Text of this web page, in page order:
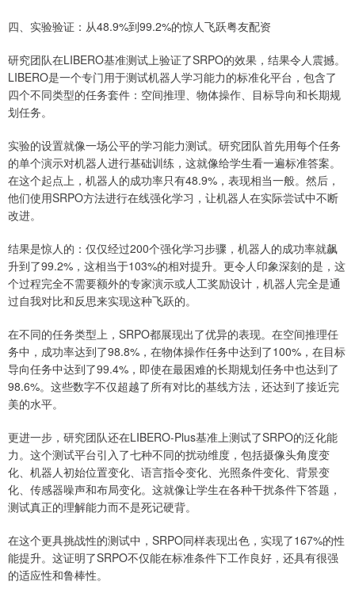
四、实验验证：从48.9%到99.2%的惊人飞跃粤友配资
研究团队在LIBERO基准测试上验证了SRPO的效果，结果令人震撼。
LIBERO是一个专门用于测试机器人学习能力的标准化平台，包含了
四个不同类型的任务套件：空间推理、物体操作、目标导向和长期规
划任务。
实验的设置就像一场公平的学习能力测试。研究团队首先用每个任务
的单个演示对机器人进行基础训练，这就像给学生看一遍标准答案。
在这个起点上，机器人的成功率只有48.9%，表现相当一般。然后，
他们使用SRPO方法进行在线强化学习，让机器人在实际尝试中不断
改进。
结果是惊人的：仅仅经过200个强化学习步骤，机器人的成功率就飙
升到了99.2%，这相当于103%的相对提升。更令人印象深刻的是，这
个过程完全不需要额外的专家演示或人工奖励设计，机器人完全是通
过自我对比和反思来实现这种飞跃的。
在不同的任务类型上，SRPO都展现出了优异的表现。在空间推理任
务中，成功率达到了98.8%，在物体操作任务中达到了100%，在目标
导向任务中达到了99.4%，即使在最困难的长期规划任务中也达到了
98.6%。这些数字不仅超越了所有对比的基线方法，还达到了接近完
美的水平。
更进一步，研究团队还在LIBERO-Plus基准上测试了SRPO的泛化能
力。这个测试平台引入了七种不同的扰动维度，包括摄像头角度变
化、机器人初始位置变化、语言指令变化、光照条件变化、背景变
化、传感器噪声和布局变化。这就像让学生在各种干扰条件下答题，
测试真正的理解能力而不是死记硬背。
在这个更具挑战性的测试中，SRPO同样表现出色，实现了167%的性
能提升。这证明了SRPO不仅能在标准条件下工作良好，还具有很强
的适应性和鲁棒性。